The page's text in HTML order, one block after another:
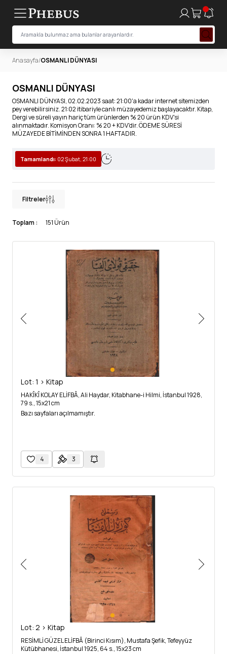
Anasayfa/OSMANLI DÜNYASI
OSMANLI DÜNYASI
OSMANLI DÜNYASI, 02.02.2023 saat: 21:00'a kadar internet sitemizden
pey verebilirsiniz. 21:02 itibariyle canlı müzayedemiz başlayacaktır. Kitap,
Dergi ve süreli yayın hariç tüm ürünlerden % 20 ürün KDV'si
alınmaktadır. Komisyon Oranı: % 20 + KDV'dir. ÖDEME SÜRESİ
MÜZAYEDE BİTİMİNDEN SONRA 1 HAFTADIR.
Tamamlandı: 02 Şubat, 21:00
Filtreler
Toplam : 151 Ürün
Lot: 1 > Kitap
HAKÎKÎ KOLAY ELİFBÂ, Ali Haydar, Kitabhane-i Hilmi, İstanbul 1928,
79 s., 15x21 cm
Bazı sayfaları açılmamıştır.
4 3
Lot: 2 > Kitap
RESİMLİ GÜZEL ELİFBÂ (Birinci Kısım), Mustafa Şefik, Tefeyyüz
Kütübhanesi, İstanbul 1925, 64 s., 15x23 cm